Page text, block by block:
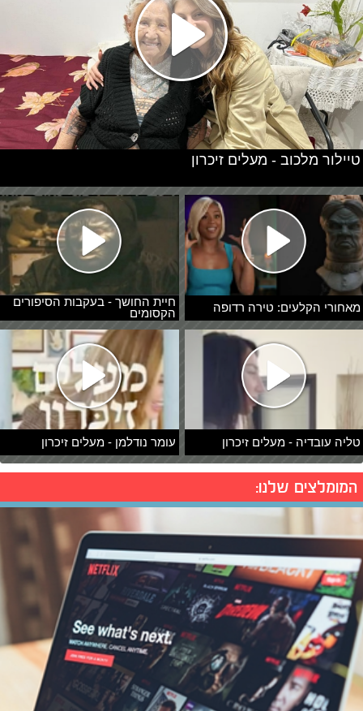
מאחורי הקלעים: טירה רדופה
חיית החושך - בעקבות הסיפורים
הקסומים
טליה עובדיה - מעלים זיכרון עומר נודלמן - מעלים זיכרון
טיילור מלכוב - מעלים זיכרון
המומלצים שלנו: